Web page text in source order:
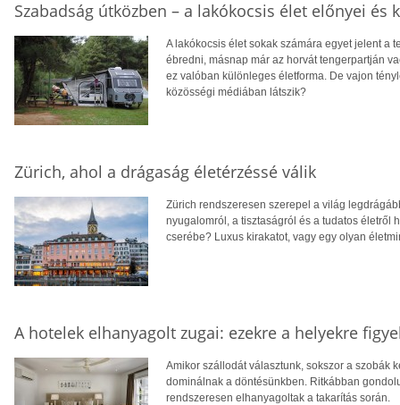
Szabadság útközben – a lakókocsis élet előnyei és
A lakókocsis élet sokak számára egyet jelent a
ébredni, másnap már az horvát tengerpartján
ez valóban különleges életforma. De vajon
közösségi médiában látszik?
Zürich, ahol a drágaság életérzéssé válik
Zürich rendszeresen szerepel a világ
nyugalomról, a tisztaságról és a tudatos életről
cserébe? Luxus kirakatot, vagy egy olyan
A hotelek elhanyagolt zugai: ezekre a helyekre
Amikor szállodát választunk, sokszor a szobák
dominálnak a döntésünkben. Ritkábban
rendszeresen elhanyagoltak a takarítás során.